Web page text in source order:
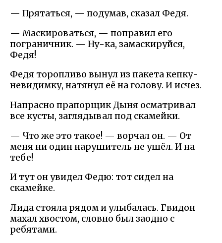
— Прятаться, — подумав, сказал Федя.
— Маскироваться, — поправил его
пограничник. — Ну-ка, замаскируйся,
Федя!
Федя торопливо вынул из пакета кепку-
невидимку, натянул её на голову. И исчез.
Напрасно прапорщик Дыня осматривал
все кусты, заглядывал под скамейки.
— Что же это такое! — ворчал он. — От
меня ни один нарушитель не ушёл. И на
тебе!
И тут он увидел Федю: тот сидел на
скамейке.
Лида стояла рядом и улыбалась. Гвидон
махал хвостом, словно был заодно с
ребятами.